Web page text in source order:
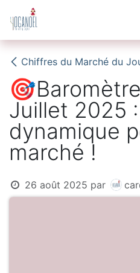
Se rendre au contenu
Chiffres du Marché du
Juillet 2025
dynamique
marché !
26 août 2025 par